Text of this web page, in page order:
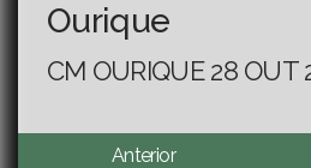
Ourique
CM OURIQUE 28 OUT
Anterior